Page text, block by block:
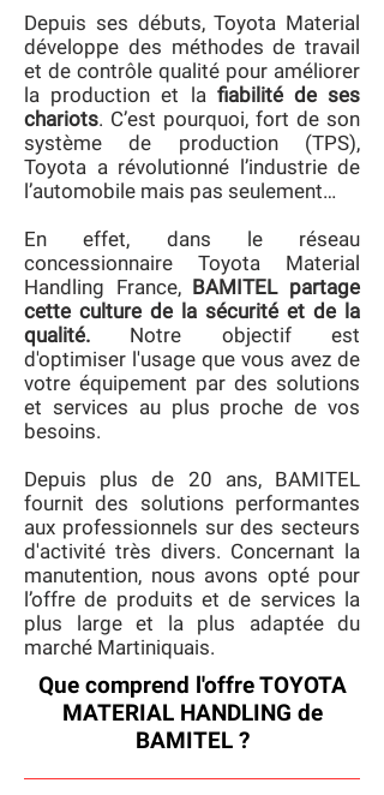
Depuis ses débuts, Toyota Material
développe des méthodes de travail
et de contrôle qualité pour améliorer
la production et la fiabilité de ses
chariots. C’est pourquoi, fort de son
système de production (TPS),
Toyota a révolutionné l’industrie de
l’automobile mais pas seulement…
En effet, dans le réseau
concessionnaire Toyota Material
Handling France, BAMITEL partage
cette culture de la sécurité et de la
qualité. Notre objectif est
d'optimiser l'usage que vous avez de
votre équipement par des solutions
et services au plus proche de vos
besoins.
Depuis plus de 20 ans, BAMITEL
fournit des solutions performantes
aux professionnels sur des secteurs
d'activité très divers. Concernant la
manutention, nous avons opté pour
l’offre de produits et de services la
plus large et la plus adaptée du
marché Martiniquais.
Que comprend l'offre TOYOTA
MATERIAL HANDLING de
BAMITEL ?